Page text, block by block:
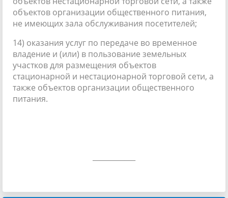
объектов организации общественного питания,
не имеющих зала обслуживания посетителей;
14) оказания услуг по передаче во временное
владение и (или) в пользование земельных
участков для размещения объектов
стационарной и нестационарной торговой сети, а
также объектов организации общественного
питания.